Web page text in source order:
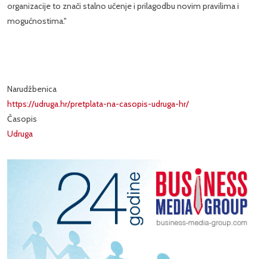
organizacije to znači stalno učenje i prilagodbu novim pravilima i
mogućnostima."
Narudžbenica
https://udruga.hr/pretplata-na-casopis-udruga-hr/
Časopis
Udruga